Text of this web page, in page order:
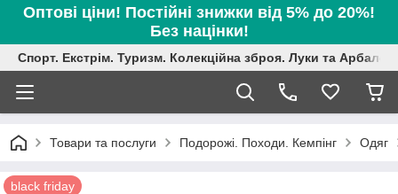
Оптові ціни! Постійні знижки від 5% до 20%!
Без націнки!
Спорт. Екстрім. Туризм. Колекційна зброя. Луки та
Товари та послуги Подорожі. Походи. Кемпінг Одяг
black friday